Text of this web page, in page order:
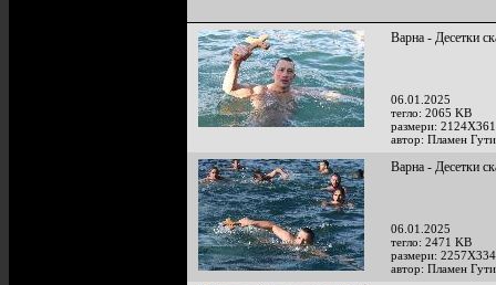
Варна - Десетки
06.01.2025
тегло: 2065 KB
размери:
автор: Пламен
Варна - Десетки
06.01.2025
тегло: 2471 KB
размери:
автор: Пламен